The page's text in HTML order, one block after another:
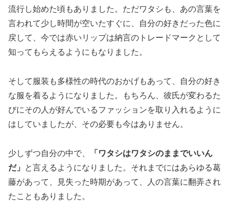
流行し始めた頃もありました。ただワタシも、あの言葉を
言われて少し時間が空いたすぐに、自分の好きだった色に
戻して、今では赤いリップは納言のトレードマークとして
知ってもらえるようにもなりました。
そして服装も多様性の時代のおかげもあって、自分の好き
な服を着るようになりました。もちろん、彼氏が変わるた
びにその人が好んでいるファッションを取り入れるように
はしていましたが、その必要も今はありません。
少しずつ自分の中で、
「ワタシはワタシのままでいいん
だ」
と言えるようになりました。それまでにはあらゆる葛
藤があって、見失った時期があって、人の言葉に翻弄され
たこともありました。